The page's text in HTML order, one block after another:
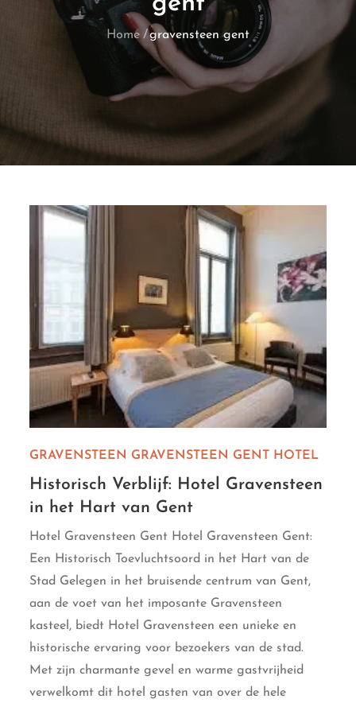
Home gravensteen gent
GRAVENSTEEN GRAVENSTEEN GENT HOTEL
Historisch Verblijf: Hotel Gravensteen
in het Hart van Gent
Hotel Gravensteen Gent Hotel Gravensteen Gent:
Een Historisch Toevluchtsoord in het Hart van de
Stad Gelegen in het bruisende centrum van Gent,
aan de voet van het imposante Gravensteen
kasteel, biedt Hotel Gravensteen een unieke en
historische ervaring voor bezoekers van de stad.
Met zijn charmante gevel en warme gastvrijheid
verwelkomt dit hotel gasten van over de hele